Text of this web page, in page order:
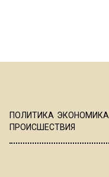
ПОЛИТИКА ЭКОНОМИКА
ПРОИСШЕСТВИЯ